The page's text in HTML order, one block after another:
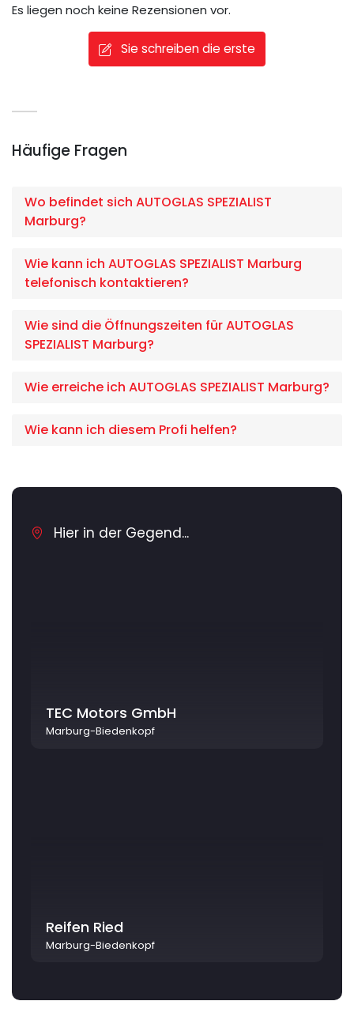
Es liegen noch keine Rezensionen vor.
Sie schreiben die erste
Häufige Fragen
Wo befindet sich AUTOGLAS SPEZIALIST
Marburg?
Wie kann ich AUTOGLAS SPEZIALIST Marburg
telefonisch kontaktieren?
Wie sind die Öffnungszeiten für AUTOGLAS
SPEZIALIST Marburg?
Wie erreiche ich AUTOGLAS SPEZIALIST Marburg?
Wie kann ich diesem Profi helfen?
Hier in der Gegend...
TEC Motors GmbH
Marburg-Biedenkopf
Reifen Ried
Marburg-Biedenkopf